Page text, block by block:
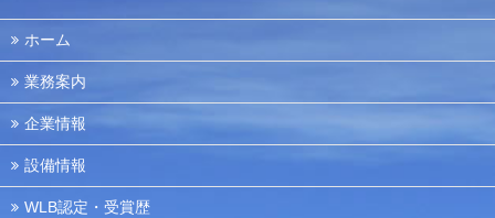
ホーム
業務案内
企業情報
設備情報
WLB認定・受賞歴